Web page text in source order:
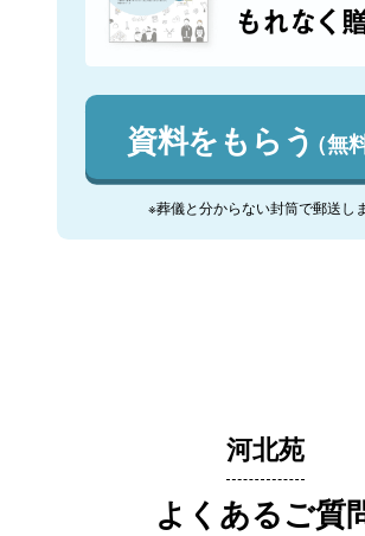
資料をもらう（無料
※葬儀と分からない封筒で郵送し
河北苑
よくあるご質